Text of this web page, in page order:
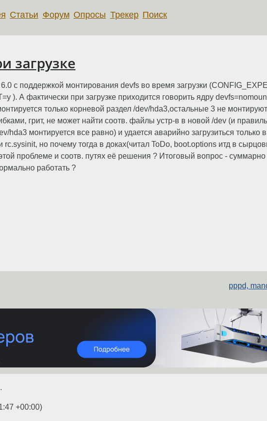
Статьи Форум Опросы Трекер Поиск
загрузке
с поддержкой монтирования devfs во время загрузки
). А фактически при загрузке приходится говорить ядру
только корневой раздел /dev/hda3,остальные 3 не
грит, не может найти соотв. файлы устр-в в новой /dev (и
hda3 монтируется все равно) и удается аварийно загрузиться только
но почему тогда в доках(читал ToDo, boot.options итд в
проблеме и соотв. путях её решения ? Итоговый вопрос - суммарно
работать ?
pppd,
+00:00)